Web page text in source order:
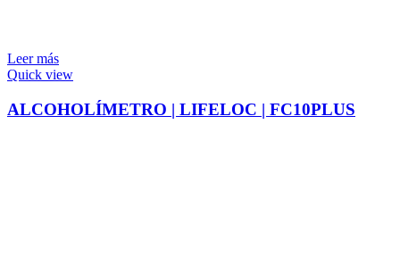
Leer más
Quick view
ALCOHOLÍMETRO | LIFELOC | FC10PLUS